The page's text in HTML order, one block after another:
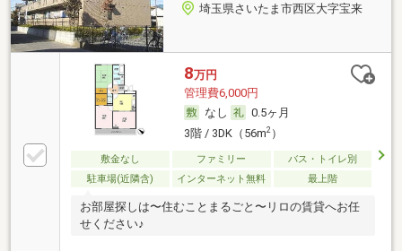
埼玉県さいたま市西区大字宝来
8万円
管理費6,000円
なし
0.5ヶ月
3階 / 3DK（56m2）
敷金なし ファミリー
バス・トイレ別
駐車場(近隣含)
インターネット無料 最上階
お部屋探しは〜住むことまるごと〜リロの賃貸へお任
せください♪